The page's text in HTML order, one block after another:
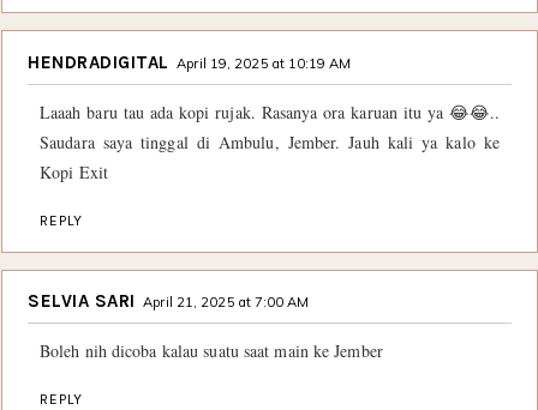
HENDRADIGITAL April 19, 2025 at 10:19 AM
Laaah baru tau ada kopi rujak. Rasanya ora karuan itu ya 😂😂..
Saudara saya tinggal di Ambulu, Jember. Jauh kali ya kalo ke
Kopi Exit
REPLY
SELVIA SARI April 21, 2025 at 7:00 AM
Boleh nih dicoba kalau suatu saat main ke Jember
REPLY